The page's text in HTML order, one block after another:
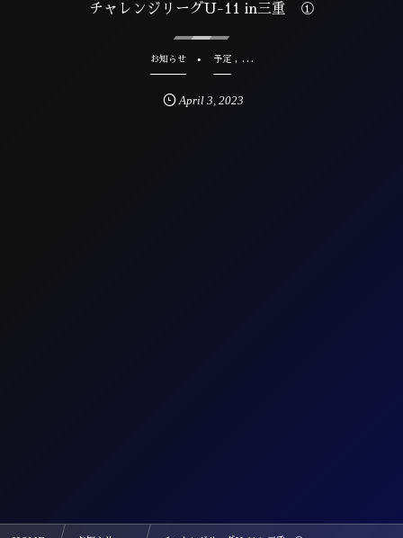
チャレンジリーグU-11 in三重 ①
お知らせ 予定, …
April 3, 2023